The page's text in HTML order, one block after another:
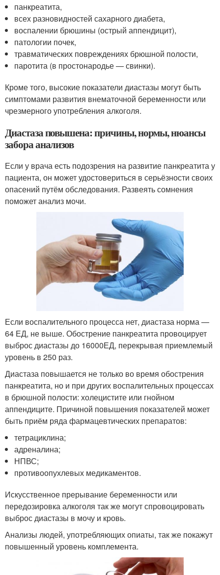
панкреатита,
всех разновидностей сахарного диабета,
воспалении брюшины (острый аппендицит),
патологии почек,
травматических повреждениях брюшной полости,
паротита (в простонародье — свинки).
Кроме того, высокие показатели диастазы могут быть
симптомами развития внематочной беременности или
чрезмерного употребления алкоголя.
Диастаза повышена: причины, нормы, нюансы
забора анализов
Если у врача есть подозрения на развитие панкреатита у
пациента, он может удостовериться в серьёзности своих
опасений путём обследования. Развеять сомнения
поможет анализ мочи.
Если воспалительного процесса нет, диастаза норма —
64 ЕД, не выше. Обострение панкреатита провоцирует
выброс диастазы до 16000ЕД, перекрывая приемлемый
уровень в 250 раз.
Диастаза повышается не только во время обострения
панкреатита, но и при других воспалительных процессах
в брюшной полости: холецистите или гнойном
аппендиците. Причиной повышения показателей может
быть приём ряда фармацевтических препаратов:
тетрациклина;
адреналина;
НПВС;
противоопухлевых медикаментов.
Искусственное прерывание беременности или
передозировка алкоголя так же могут спровоцировать
выброс диастазы в мочу и кровь.
Анализы людей, употребляющих опиаты, так же покажут
повышенный уровень комплемента.